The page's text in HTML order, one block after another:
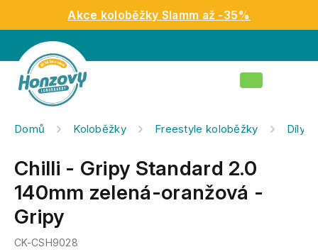
obsah
Akce koloběžky Slamm až -35%
Nákupní
Domů Koloběžky Freestyle koloběžky Díly
Chilli - Gripy Standard 2.0
140mm zelená-oranžová -
Gripy
CK-CSH9028